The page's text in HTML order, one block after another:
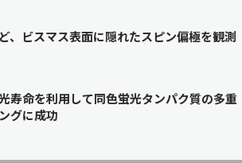
、ビスマス表面に隠れたスピン偏極を観測
寿命を利用して同色蛍光タンパク質の多重
グに成功